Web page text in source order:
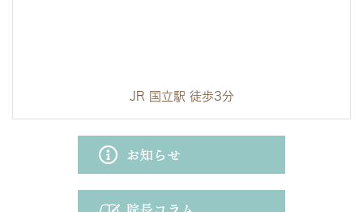
JR 国立駅 徒歩3分